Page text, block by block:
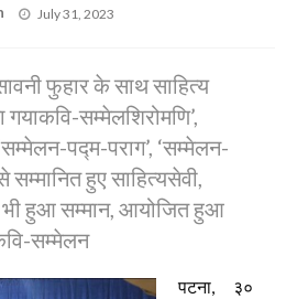
Posted
July 31, 2023
फुहार के साथ साहित्य
सम्मेलशिरोमणि’,
पद्म-पराग’, ‘सम्मेलन-
हुए साहित्यसेवी,
भी हुआ सम्मान, आयोजित हुआ
सम्मेलन
पटना, ३०